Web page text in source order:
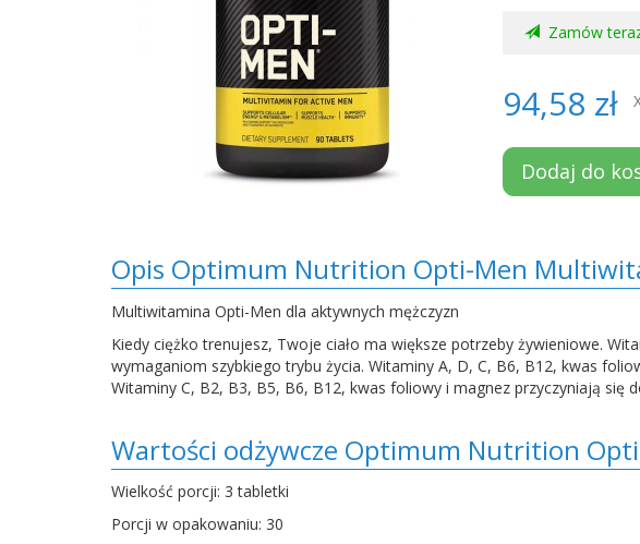
Zamów
94,58 zł
Dodaj do
Opis Optimum Nutrition Opti-Men
Multiwitamina Opti-Men dla aktywnych mężczyzn
Kiedy ciężko trenujesz, Twoje ciało ma większe potrzeby żywieniowe.
wymaganiom szybkiego trybu życia. Witaminy A, D, C, B6, B12, kwas
Witaminy C, B2, B3, B5, B6, B12, kwas foliowy i magnez przyczyniają się
Wartości odżywcze Optimum Nutrition
Wielkość porcji: 3 tabletki
Porcji w opakowaniu: 30